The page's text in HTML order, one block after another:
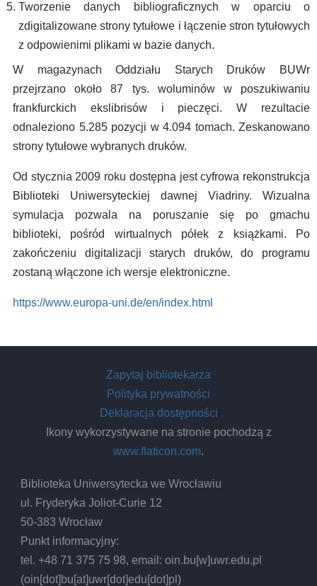
Tworzenie danych bibliograficznych w oparciu o
zdigitalizowane strony tytułowe i łączenie stron tytułowych
z odpowienimi plikami w bazie danych.
W magazynach Oddziału Starych Druków BUWr
przejrzano około 87 tys. woluminów w poszukiwaniu
frankfurckich ekslibrisów i pieczęci. W rezultacie
odnaleziono 5.285 pozycji w 4.094 tomach. Zeskanowano
strony tytułowe wybranych druków.
Od stycznia 2009 roku dostępna jest cyfrowa rekonstrukcja
Biblioteki Uniwersyteckiej dawnej Viadriny. Wizualna
symulacja pozwala na poruszanie się po gmachu
biblioteki, pośród wirtualnych półek z książkami. Po
zakończeniu digitalizacji starych druków, do programu
zostaną włączone ich wersje elektroniczne.
https://www.europa-uni.de/en/index.html
Zapytaj bibliotekarza
Polityka prywatności
Deklaracja dostępności
Ikony wykorzystywane na stronie pochodzą z
www.flaticon.com.
Biblioteka Uniwersytecka we Wrocławiu
ul. Fryderyka Joliot-Curie 12
50-383 Wrocław
Punkt informacyjny:
tel. +48 71 375 75 98, email:oin.bu[w]uwr.edu.pl
(oin[dot]bu[at]uwr[dot]edu[dot]pl)